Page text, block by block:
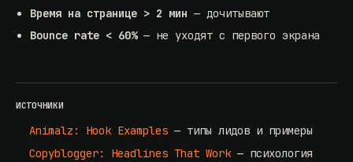
Время на странице > 2 мин — дочитывают
Bounce rate < 60%— не уходят с первого экрана
ИСТОЧНИКИ
Animalz: Hook Examples— типы лидов и примеры
Copyblogger: Headlines That Work— психология